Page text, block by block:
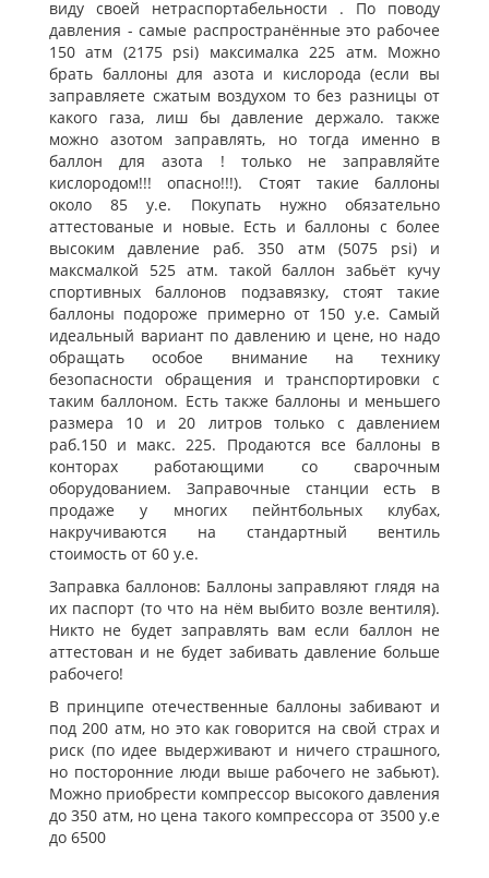
виду своей нетраспортабельности . По поводу
давления - самые распространённые это рабочее
150 атм (2175 psi) максималка 225 атм. Можно
брать баллоны для азота и кислорода (если вы
заправляете сжатым воздухом то без разницы от
какого газа, лиш бы давление держало. также
можно азотом заправлять, но тогда именно в
баллон для азота ! только не заправляйте
кислородом!!! опасно!!!). Стоят такие баллоны
около 85 у.е. Покупать нужно обязательно
аттестованые и новые. Есть и баллоны с более
высоким давление раб. 350 атм (5075 psi) и
максмалкой 525 атм. такой баллон забьёт кучу
спортивных баллонов подзавязку, стоят такие
баллоны подороже примерно от 150 у.е. Самый
идеальный вариант по давлению и цене, но надо
обращать особое внимание на технику
безопасности обращения и транспортировки с
таким баллоном. Есть также баллоны и меньшего
размера 10 и 20 литров только с давлением
раб.150 и макс. 225. Продаются все баллоны в
конторах работающими со сварочным
оборудованием. Заправочные станции есть в
продаже у многих пейнтбольных клубах,
накручиваются на стандартный вентиль
стоимость от 60 у.е.
Заправка баллонов: Баллоны заправляют глядя на
их паспорт (то что на нём выбито возле вентиля).
Никто не будет заправлять вам если баллон не
аттестован и не будет забивать давление больше
рабочего!
В принципе отечественные баллоны забивают и
под 200 атм, но это как говорится на свой страх и
риск (по идее выдерживают и ничего страшного,
но посторонние люди выше рабочего не забьют).
Можно приобрести компрессор высокого давления
до 350 атм, но цена такого компрессора от 3500 у.е
до 6500